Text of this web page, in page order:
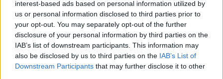
interest-based ads based on personal information utilized by
us or personal information disclosed to third parties prior to
your opt-out. You may separately opt-out of the further
disclosure of your personal information by third parties on the
IAB’s list of downstream participants. This information may
also be disclosed by us to third parties on the IAB’s List of
Downstream Participants that may further disclose it to other
és a berlini közvélemény is támogatja – teszi
hozzá a 444.hu.
A teljes írásittolvasható el.